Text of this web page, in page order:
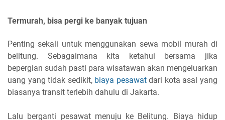
Termurah, bisa pergi ke banyak tujuan
Penting sekali untuk menggunakan sewa mobil murah di
belitung. Sebagaimana kita ketahui bersama jika
bepergian sudah pasti para wisatawan akan mengeluarkan
uang yang tidak sedikit, biaya pesawatdari kota asal yang
biasanya transit terlebih dahulu di Jakarta.
Lalu berganti pesawat menuju ke Belitung. Biaya hidup